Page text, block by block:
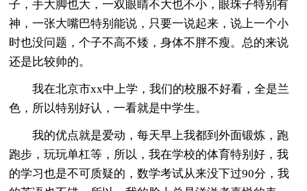
子，手大脚也大，一双眼睛不大也不小，眼珠子特别有
神，一张大嘴巴特别能说，只要一说起来，说上一个小
时也没问题，个子不高不矮，身体不胖不瘦。总的来说
还是比较帅的。
我在北京市xx中上学，我们的校服不好看，全是兰
色，所以特别好认，一看就是中学生。
我的优点就是爱动，每天早上我都到外面锻炼，跑
跑步，玩玩单杠等，所以，我在学校的体育特别好，我
的学习也是不可质疑的，数学考试从来没下过90分，我